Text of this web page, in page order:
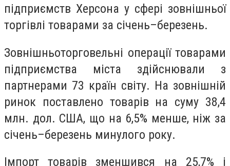
підприємств Херсона у сфері зовнішньої
торгівлі товарами за січень–березень.
Зовнішньоторговельні операції товарами
підприємства міста здійснювали з
партнерами 73 країн світу. На зовнішній
ринок поставлено товарів на суму 38,4
млн. дол. США, що на 6,5% менше, ніж за
січень–березень минулого року.
Імпорт товарів зменшився на 25,7% і